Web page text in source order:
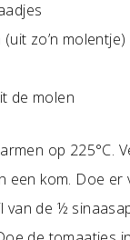
zo’n molentje)
de molen
op 225°C.
een kom. Doe er
van de ½